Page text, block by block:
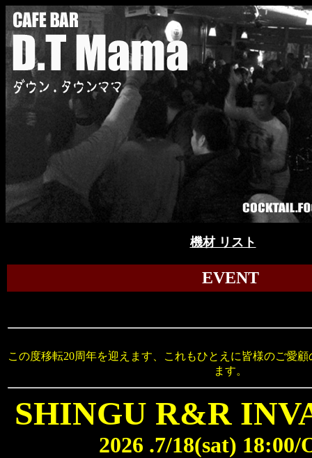
機材 リスト
EVENT
この度移転20周年を迎えます、これもひとえに皆様のご愛
ます。
SHINGU R&R
2026 .7/18(sat) 18:00/